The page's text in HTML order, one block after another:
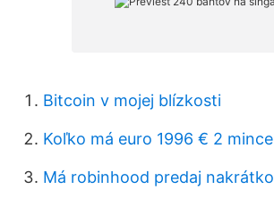
Bitcoin v mojej blízkosti
Koľko má euro 1996 € 2 mince
Má robinhood predaj nakrátko